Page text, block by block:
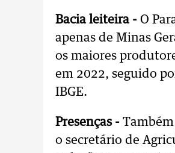
Bacia leiteira - O
apenas de Minas
os maiores
em 2022, seguido
IBGE.
Presenças -
o secretário de